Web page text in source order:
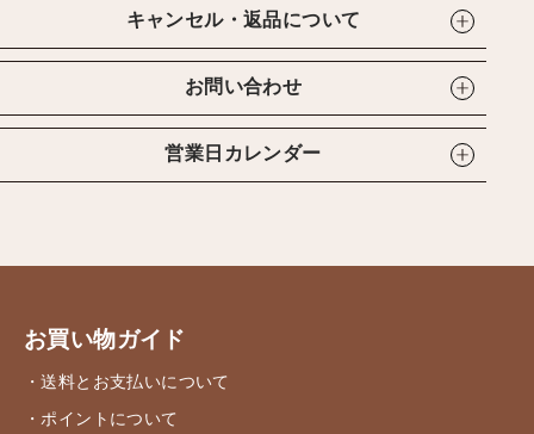
キャンセル・返品について
お問い合わせ
営業日カレンダー
お買い物ガイド
・送料とお支払いについて
・ポイントについて